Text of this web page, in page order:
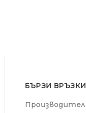
БЪРЗИ ВРЪЗКИ
Производител